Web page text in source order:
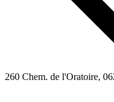
260 Chem. de l'Oratoire,